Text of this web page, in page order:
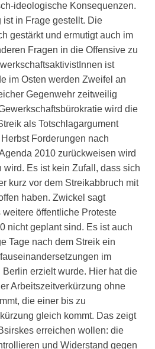
ideologische Konsequenzen.
ist in Frage gestellt. Die
gestärkt und ermutigt auch im
Fragen in die Offensive zu
ist
im Osten werden Zweifel an
Gegenwehr zeitweilig
wird die
als Totschlagargument
Forderungen nach
2010 zurückweisen wird
wird. Es ist kein Zufall, dass sich
kurz vor dem Streikabbruch mit
haben. Zwickel sagt
öffentliche Proteste
nicht geplant sind. Es ist auch
Tage nach dem Streik ein
im
erzielt wurde. Hier hat die
Arbeitszeitverkürzung ohne
die einer bis zu
gleich kommt. Das zeigt
erreichen wollen: die
und Widerstand gegen